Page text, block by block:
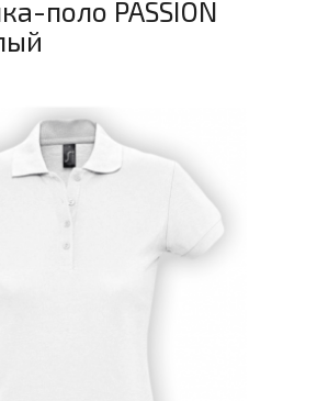
поло PASSION